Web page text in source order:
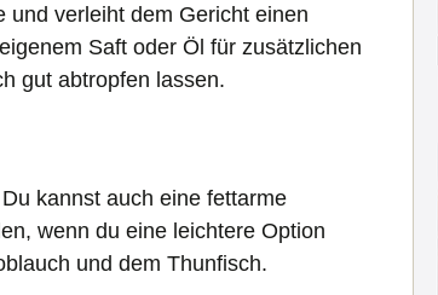
und verleiht dem Gericht einen
Saft oder Öl für zusätzlichen
gut abtropfen lassen.
kannst auch eine fettarme
wenn du eine leichtere Option
und dem Thunfisch.